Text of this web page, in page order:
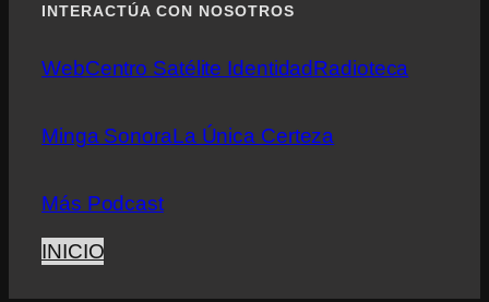
INTERACTÚA CON NOSOTROS
WebCentro Satélite IdentidadRadioteca
Minga SonoraLa Única Certeza
Más Podcast
INICIO